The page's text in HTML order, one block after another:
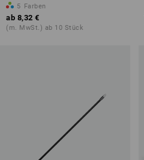
5 Farben
ab 8,32 €
(m. MwSt.) ab 10 Stück